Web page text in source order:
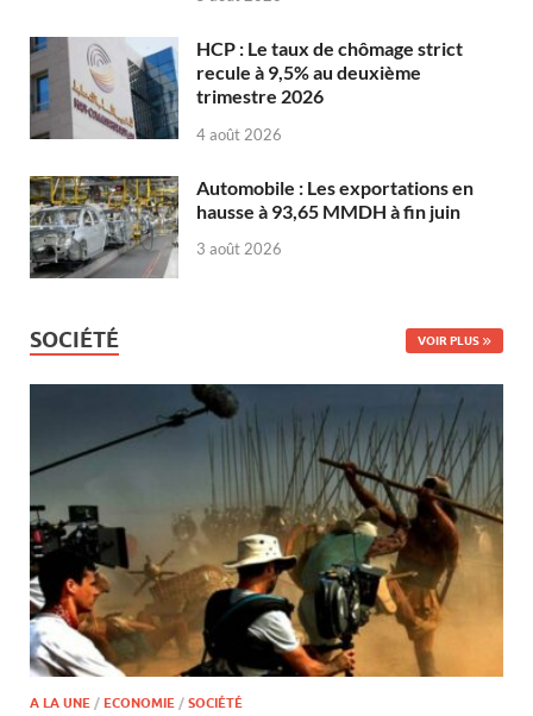
HCP : Le taux de chômage strict
recule à 9,5% au deuxième
trimestre 2026
4 août 2026
Automobile : Les exportations en
hausse à 93,65 MMDH à fin juin
3 août 2026
SOCIÉTÉ VOIR PLUS
A LA UNE / ECONOMIE / SOCIÉTÉ